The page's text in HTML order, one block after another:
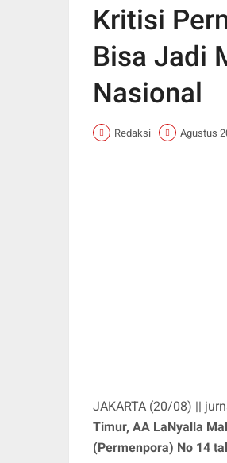
Kritisi
Bisa Jadi
Nasional
Redaksi Agustus
JAKARTA (20/08) ||
Timur, AA LaNyalla
(Permenpora) No 14